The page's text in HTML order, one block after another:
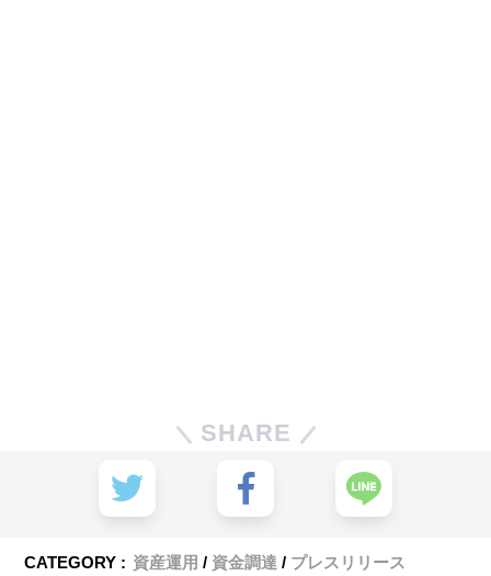
SHARE
CATEGORY : 資産運用 資金調達 プレスリリース